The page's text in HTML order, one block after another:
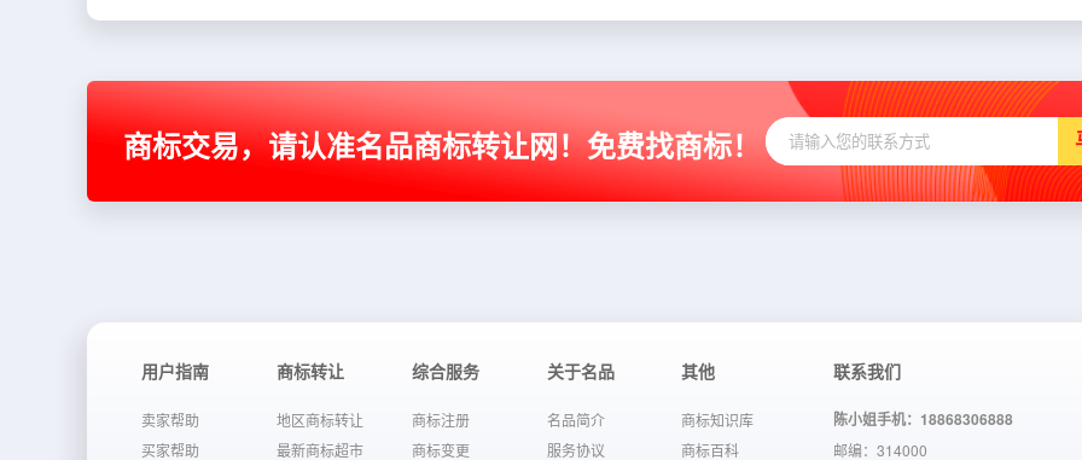
商标交易，请认准名品商标转让网！免费找商标！
用户指南
卖家帮助
买家帮助
商标转让
地区商标转让
最新商标超市
综合服务
商标注册
商标变更
关于名品
名品简介
服务协议
其他
商标知识库
商标百科
联系我们
陈小姐手机：18868306888
邮编：314000